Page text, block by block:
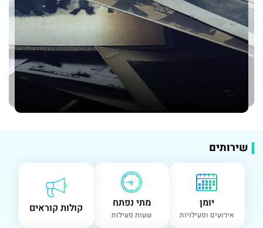
שירותים
יומן
אירועים ופעילויות
מתי נפתח
שעות פעילות קולות קוראים